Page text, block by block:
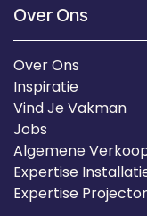
Over Ons
Over Ons
Inspiratie
Vind Je Vakman
Jobs
Algemene
Expertise
Expertise